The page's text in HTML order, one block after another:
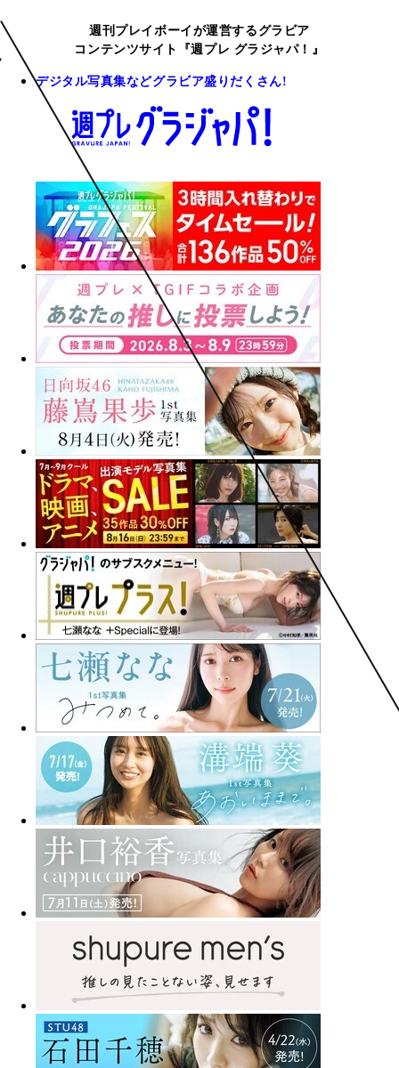
週刊プレイボーイが運営するグラビア
コンテンツサイト『週プレ グラジャパ！』
デジタル写真集などグラビア盛りだくさん!